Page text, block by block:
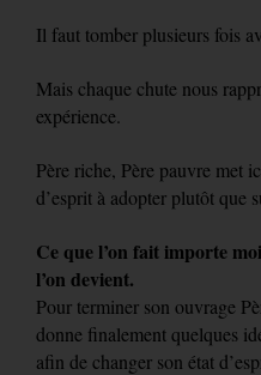
Il faut tomber plusieurs fois
Mais chaque chute nous
expérience.
Père riche, Père pauvre met
d’esprit à adopter plutôt que
Ce que l’on fait importe
l’on devient.
Pour terminer son ouvrage
donne finalement quelques
afin de changer son état